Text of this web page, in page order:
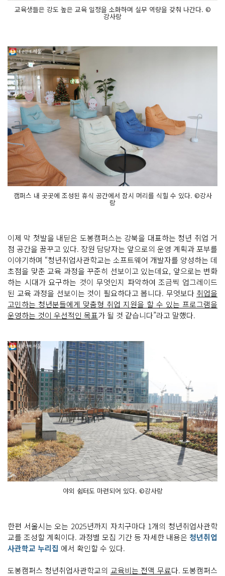
교육생들은 강도 높은 교육 일정을 소화하며 실무 역량을 갖춰 나간다. ©
강사랑
캠퍼스 내 곳곳에 조성된 휴식 공간에서 잠시 머리를 식힐 수 있다. ©강사
랑
이제 막 첫발을 내딛은 도봉캠퍼스는 강북을 대표하는 청년 취업 거
점 공간을 꿈꾸고 있다. 장원 담당자는 앞으로의 운영 계획과 포부를
이야기하며 “청년취업사관학교는 소프트웨어 개발자를 양성하는 데
초점을 맞춘 교육 과정을 꾸준히 선보이고 있는데요, 앞으로는 변화
하는 시대가 요구하는 것이 무엇인지 파악하여 조금씩 업그레이드
된 교육 과정을 선보이는 것이 필요하다고 봅니다. 무엇보다 취업을
고민하는 청년분들에게 맞춤형 취업 지원을 할 수 있는 프로그램을
운영하는 것이 우선적인 목표가 될 것 같습니다”라고 말했다.
야외 쉼터도 마련되어 있다. ©강사랑
한편 서울시는 오는 2025년까지 자치구마다 1개의 청년취업사관학
교를 조성할 계획이다. 과정별 모집 기간 등 자세한 내용은 청년취업
사관학교 누리집 에서 확인할 수 있다.
도봉캠퍼스 청년취업사관학교의 교육비는 전액 무료다. 도봉캠퍼스